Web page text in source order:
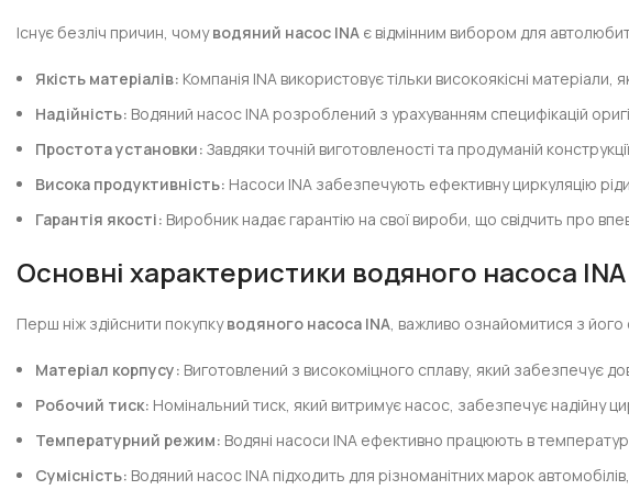
Існує безліч причин, чомуводяний насос INA є відмінним вибором для
Якість матеріалів: Компанія INA використовує тільки високоякісні
Надійність: Водяний насос INA розроблений з урахуванням специфікацій
Простота установки: Завдяки точній виготовленості та продуманій
Висока продуктивність: Насоси INA забезпечують ефективну циркуляцію
Гарантія якості: Виробник надає гарантію на свої вироби, що свідчить про
Основні характеристики водяного насоса INA
Перш ніж здійснити покупкуводяного насоса INA, важливо ознайомитися з
Матеріал корпусу: Виготовлений з високоміцного сплаву, який забезпечує
Робочий тиск: Номінальний тиск, який витримує насос, забезпечує надійну
Температурний режим: Водяні насоси INA ефективно працюють в
Сумісність: Водяний насос INA підходить для різноманітних марок